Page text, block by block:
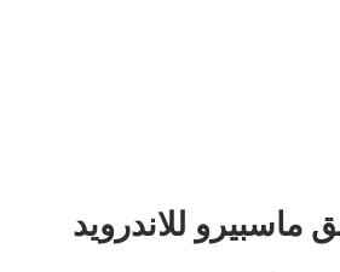
ماسبيرو للاندرويد